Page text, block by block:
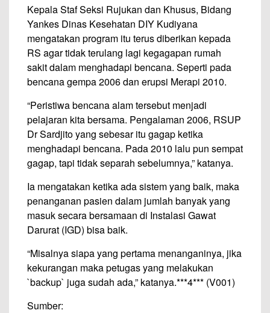
Kepala Staf Seksi Rujukan dan Khusus, Bidang
Yankes Dinas Kesehatan DIY Kudiyana
mengatakan program itu terus diberikan kepada
RS agar tidak terulang lagi kegagapan rumah
sakit dalam menghadapi bencana. Seperti pada
bencana gempa 2006 dan erupsi Merapi 2010.
“Peristiwa bencana alam tersebut menjadi
pelajaran kita bersama. Pengalaman 2006, RSUP
Dr Sardjito yang sebesar itu gagap ketika
menghadapi bencana. Pada 2010 lalu pun sempat
gagap, tapi tidak separah sebelumnya,” katanya.
Ia mengatakan ketika ada sistem yang baik, maka
penanganan pasien dalam jumlah banyak yang
masuk secara bersamaan di Instalasi Gawat
Darurat (IGD) bisa baik.
“Misalnya siapa yang pertama menanganinya, jika
kekurangan maka petugas yang melakukan
`backup` juga sudah ada,” katanya.***4*** (V001)
Sumber: